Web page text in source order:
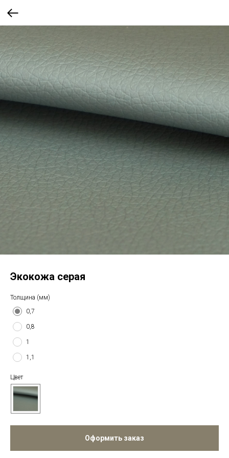
Экокожа серая
Толщина (мм)
0,7
0,8
1
1,1
Цвет
Оформить заказ